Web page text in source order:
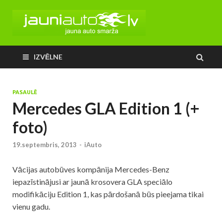
IZVĒLNE
PASAULĒ
Mercedes GLA Edition 1 (+
foto)
19.septembris, 2013 - iAuto
Vācijas autobūves kompānija Mercedes-Benz
iepazīstinājusi ar jaunā krosovera GLA speciālo
modifikāciju Edition 1, kas pārdošanā būs pieejama tikai
vienu gadu.